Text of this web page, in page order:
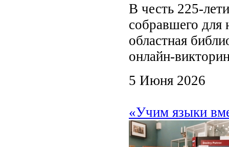
В честь 225-
собравшего для
областная
5 Июня 2026
«Учим языки